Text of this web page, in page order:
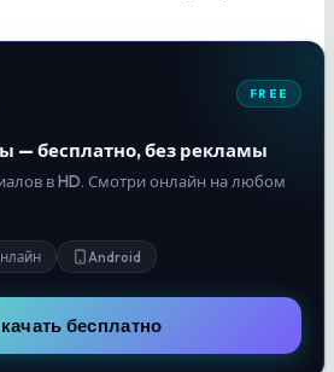
FREE
— бесплатно, без рекламы
в HD. Смотри онлайн на любом
Android
бесплатно